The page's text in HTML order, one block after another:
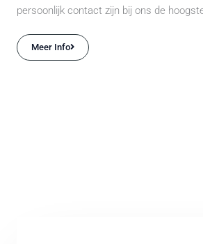
persoonlijk contact zijn bij ons de
Meer Info